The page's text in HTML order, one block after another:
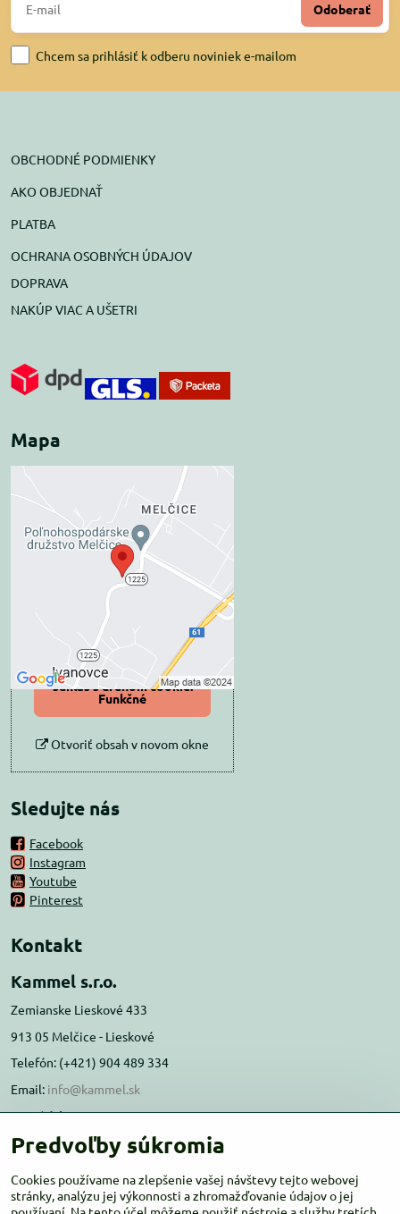
Odoberať
Chcem sa prihlásiť k odberu noviniek e-mailom
OBCHODNÉ PODMIENKY
AKO OBJEDNAŤ
PLATBA
OCHRANA OSOBNÝCH ÚDAJOV
DOPRAVA
NAKÚP VIAC A UŠETRI
Mapa
Externý obsah je
blokovaný Voľbami
súkromia
Prajete si načítať externý obsah?
Povoliť tentokrát
Povoliť a zapamätať -
súhlas s druhom cookie:
Funkčné
Otvoriť obsah v novom okne
Sledujte nás
Facebook
Instagram
Youtube
Pinterest
Kontakt
Kammel s.r.o.
Zemianske Lieskové 433
913 05 Melčice - Lieskové
Telefón: (+421) 904 489 334
Email: info@kammel.sk
Prevádzka:
Administratívna budova PD Melčice
Otváracie hodiny:PO-ŠT 8:00 - 16:00
Predvoľby súkromia
Cookies používame na zlepšenie vašej návštevy tejto webovej
stránky, analýzu jej výkonnosti a zhromažďovanie údajov o jej